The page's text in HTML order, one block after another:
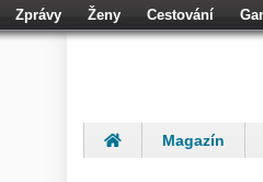
Zprávy Ženy Cestování
Magazín